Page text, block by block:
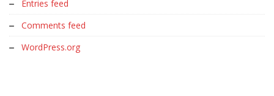
Entries feed
Comments feed
WordPress.org